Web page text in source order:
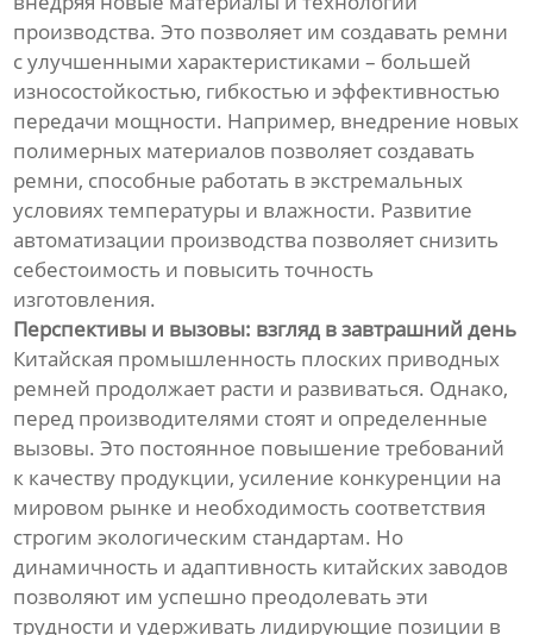
производства. Это позволяет им создавать ремни
с улучшенными характеристиками – большей
износостойкостью, гибкостью и эффективностью
передачи мощности. Например, внедрение новых
полимерных материалов позволяет создавать
ремни, способные работать в экстремальных
условиях температуры и влажности. Развитие
автоматизации производства позволяет снизить
себестоимость и повысить точность
изготовления.
Перспективы и вызовы: взгляд в завтрашний день
Китайская промышленность плоских приводных
ремней продолжает расти и развиваться. Однако,
перед производителями стоят и определенные
вызовы. Это постоянное повышение требований
к качеству продукции, усиление конкуренции на
мировом рынке и необходимость соответствия
строгим экологическим стандартам. Но
динамичность и адаптивность китайских заводов
позволяют им успешно преодолевать эти
трудности и удерживать лидирующие позиции в